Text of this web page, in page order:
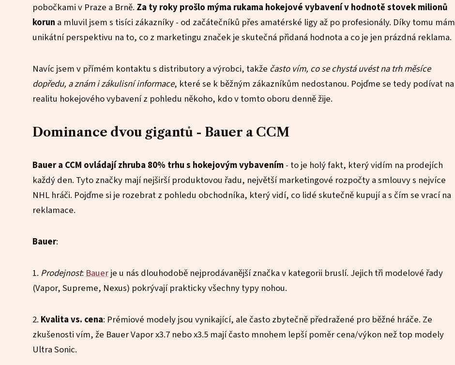
pobočkami v Praze a Brně. Za ty roky prošlo mýma rukama hokejové vybavení v hodnotě stovek milionů
korun a mluvil jsem s tisíci zákazníky - od začátečníků přes amatérské ligy až po profesionály. Díky tomu mám
unikátní perspektivu na to, co z marketingu značek je skutečná přidaná hodnota a co je jen prázdná reklama.
Navíc jsem v přímém kontaktu s distributory a výrobci, takže často vím, co se chystá uvést na trh měsíce
dopředu, a znám i zákulisní informace, které se k běžným zákazníkům nedostanou. Pojďme se tedy podívat na
realitu hokejového vybavení z pohledu někoho, kdo v tomto oboru denně žije.
Dominance dvou gigantů - Bauer a CCM
Bauer a CCM ovládají zhruba 80% trhu s hokejovým vybavením- to je holý fakt, který vidím na prodejích
každý den. Tyto značky mají nejširší produktovou řadu, největší marketingové rozpočty a smlouvy s nejvíce
NHL hráči. Pojďme si je rozebrat z pohledu obchodníka, který vidí, co lidé skutečně kupují a s čím se vrací na
reklamace.
Bauer:
1. Prodejnost: Bauerje u nás dlouhodobě nejprodávanější značka v kategorii bruslí. Jejich tři modelové řady
(Vapor, Supreme, Nexus) pokrývají prakticky všechny typy nohou.
2. Kvalita vs. cena: Prémiové modely jsou vynikající, ale často zbytečně předražené pro běžné hráče. Ze
zkušenosti vím, že Bauer Vapor x3.7 nebo x3.5 mají často mnohem lepší poměr cena/výkon než top modely
Ultra Sonic.